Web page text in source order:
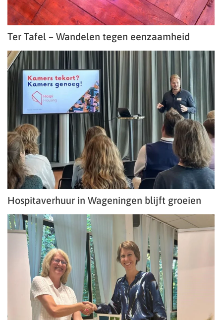
Ter Tafel – Wandelen tegen eenzaamheid
Hospitaverhuur in Wageningen blijft groeien